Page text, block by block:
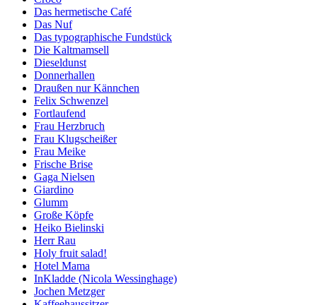
Das hermetische Café
Das Nuf
Das typographische Fundstück
Die Kaltmamsell
Dieseldunst
Donnerhallen
Draußen nur Kännchen
Felix Schwenzel
Fortlaufend
Frau Herzbruch
Frau Klugscheißer
Frau Meike
Frische Brise
Gaga Nielsen
Giardino
Glumm
Große Köpfe
Heiko Bielinski
Herr Rau
Holy fruit salad!
Hotel Mama
InKladde (Nicola Wessinghage)
Jochen Metzger